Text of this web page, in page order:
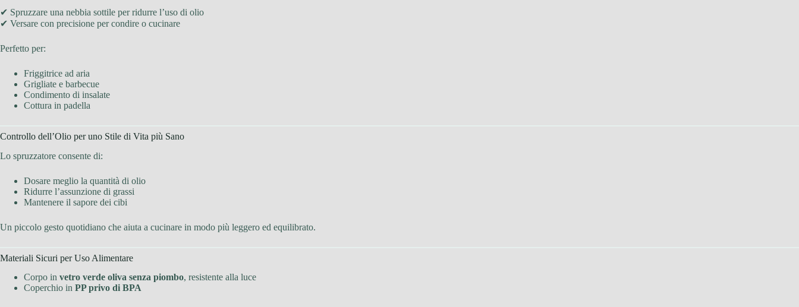
✔ Spruzzare una nebbia sottile per ridurre l’uso di olio
✔ Versare con precisione per condire o cucinare
Perfetto per:
Friggitrice ad aria
Grigliate e barbecue
Condimento di insalate
Cottura in padella
Controllo dell’Olio per uno Stile di Vita più Sano
Lo spruzzatore consente di:
Dosare meglio la quantità di olio
Ridurre l’assunzione di grassi
Mantenere il sapore dei cibi
Un piccolo gesto quotidiano che aiuta a cucinare in modo più leggero ed equilibrato.
Materiali Sicuri per Uso Alimentare
Corpo in vetro verde oliva senza piombo, resistente alla luce
Coperchio in PP privo di BPA